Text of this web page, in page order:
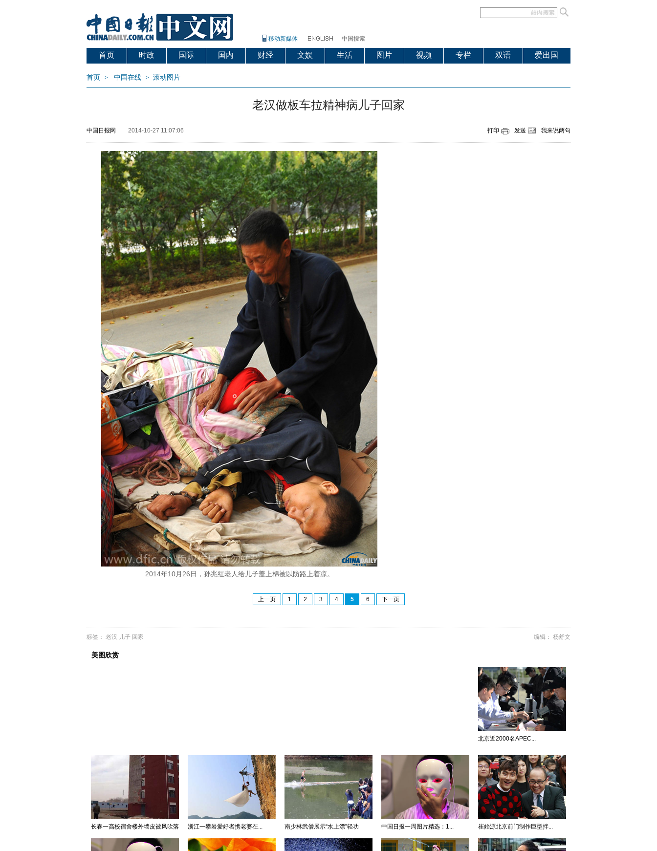
移动新媒体 中国搜索
首页 时政 国际 国内 财经 文娱 生活 图片 视频 专栏 双语 爱出国
首页 > 中国在线 > 滚动图片
老汉做板车拉精神病儿子回家
中国日报网 2014-10-27 11:07:06 打印 发送 我来说两句
2014年10月26日，孙兆红老人给儿子盖上棉被以防路上着凉。
上一页 1 2 3 4 5 6 下一页
编辑： 杨舒文
标签： 老汉 儿子 回家
美图欣赏
北京近2000名APEC...
长春一高校宿舍楼外墙皮被风吹落 浙江一攀岩爱好者携老婆在... 南少林武僧展示“水上漂”轻功 中国日报一周图片精选：1... 崔始源北京前门制作巨型拌...